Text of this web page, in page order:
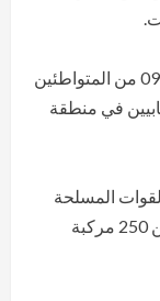
– في نفس 30 أغسطس 2022 ، تم اعتراض 09 من المتواطئين
في منطقة
المسلحة
المالية بدعم من الإدارة بتأمين حركة أكثر من 250 مركبة